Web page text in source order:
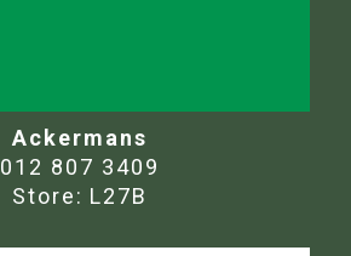
Ackermans
012 807 3409
Store: L27B